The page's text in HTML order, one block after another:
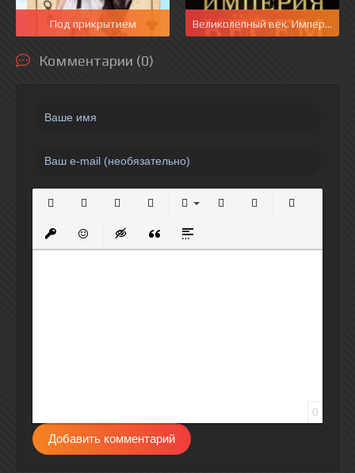
Под прикрытием Великолепный век. Империя
Комментарии (0)
Вставить защищенную ссылку
Вставить смайлик
Вставка скрытого текста
Вставка цитаты
Вставка спойлера
0
Добавить комментарий